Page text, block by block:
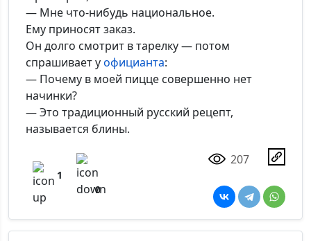
— Мне что-нибудь национальное.
Ему приносят заказ.
Он долго смотрит в тарелку — потом
спрашивает уофицианта:
— Почему в моей пицце совершенно нет
начинки?
— Это традиционный русский рецепт,
называется блины.
1
0
207